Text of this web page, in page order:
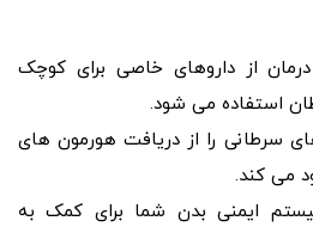
از داروهای خاصی برای کوچک
استفاده می شود.
سرطانی را از دریافت هورمون های
می کند.
ایمنی بدن شما برای کمک به